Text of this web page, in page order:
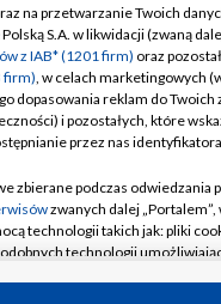
TVP
Cyfrowa
Regulamin TVP
Polityka prywatności
Moje zgody
Pomoc
Kontakt
Kanały
na przetwarzanie Twoich
S.A. w likwidacji (zwaną
z IAB* (1201 firm) oraz
firm), w celach marketingowych
dopasowania reklam do Twoich
i pozostałych, które
przez nas
zbierane podczas odwiedzania
zwanych dalej
technologii takich jak: pliki
technologii